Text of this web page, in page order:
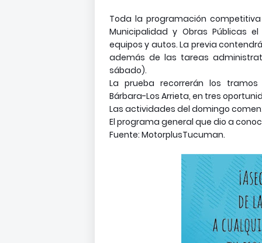
Toda la programación
Municipalidad y Obras Públicas
equipos y autos. La previa
además de las tareas
sábado).
La prueba recorrerán los tramos
Bárbara-Los Arrieta, en tres
Las actividades del domingo
El programa general que dio a
Fuente: MotorplusTucuman.